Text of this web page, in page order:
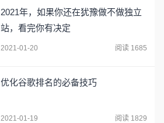
2021年，如果你还在犹豫做不做独立
站，看完你有决定
2021-01-20 阅读 1685
优化谷歌排名的必备技巧
2021-01-19 阅读 1829